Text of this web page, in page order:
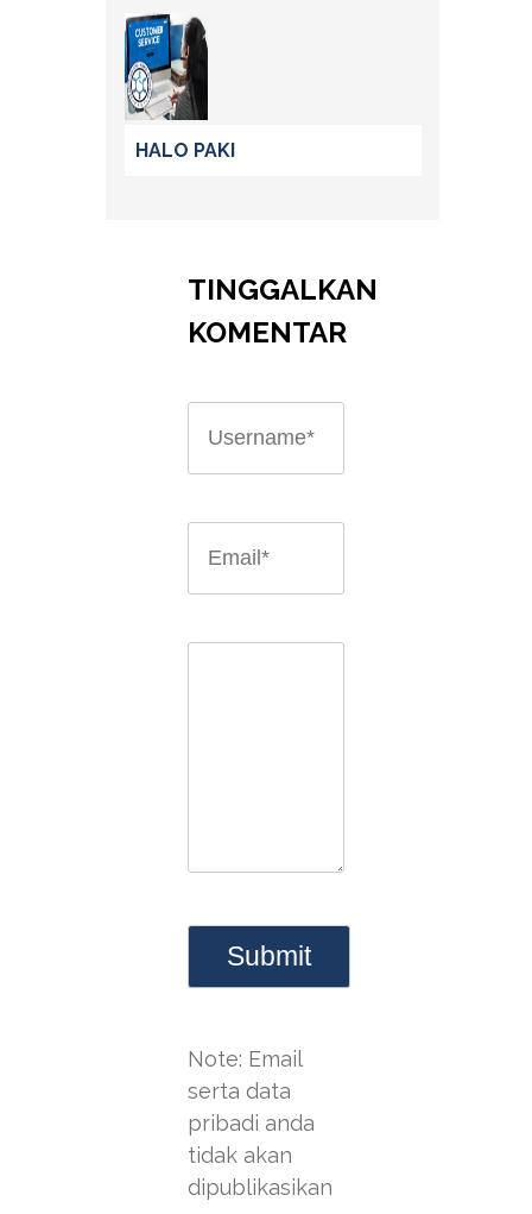
HALO PAKI
TINGGALKAN
KOMENTAR
Note: Email
serta data
pribadi anda
tidak akan
dipublikasikan